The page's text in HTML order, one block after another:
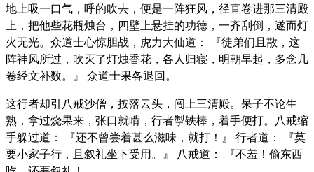
地上吸一口气，呼的吹去，便是一阵狂风，径直卷进那三清殿
上，把他些花瓶烛台，四壁上悬挂的功德，一齐刮倒，遂而灯
火无光。众道士心惊胆战，虎力大仙道： 『徒弟们且散，这
阵神风所过，吹灭了灯烛香花，各人归寝，明朝早起，多念几
卷经文补数。』 众道士果各退回。
这行者却引八戒沙僧，按落云头，闯上三清殿。呆子不论生
熟，拿过烧果来，张口就啃，行者掣铁棒，着手便打。八戒缩
手躲过道： 『还不曾尝着甚么滋味，就打！』 行者道： 『莫
要小家子行，且叙礼坐下受用。』 八戒道： 『不羞！偷东西